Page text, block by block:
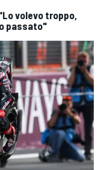
volevo troppo,
passato"